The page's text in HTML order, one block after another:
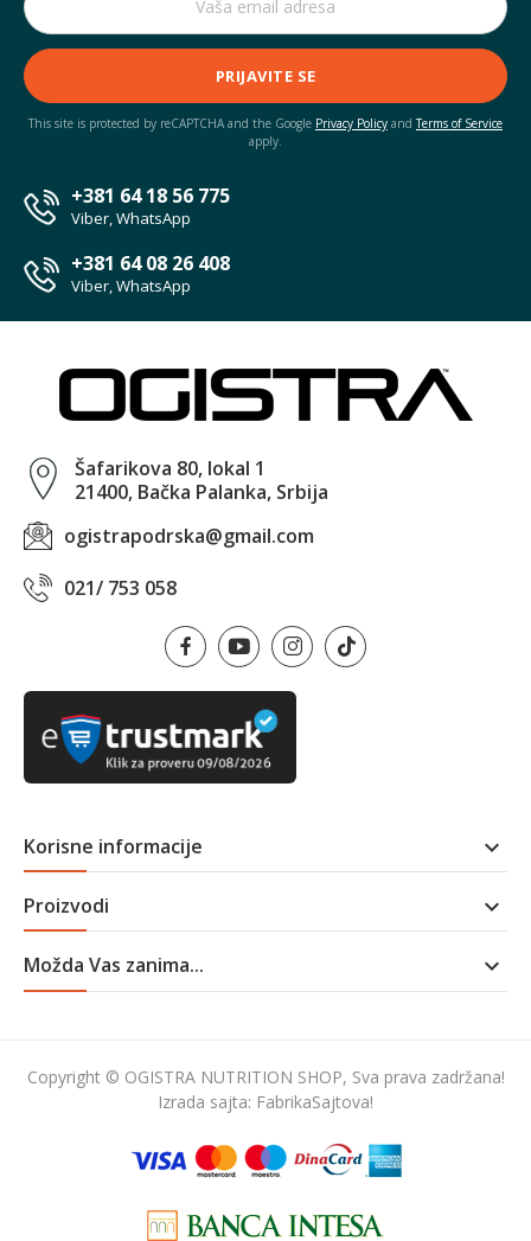
PRIJAVITE SE
This site is protected by reCAPTCHA and the Google Privacy Policy andTerms of Service
apply.
+381 64 18 56 775
Viber, WhatsApp
+381 64 08 26 408
Viber, WhatsApp
Šafarikova 80, lokal 1
21400, Bačka Palanka, Srbija
ogistrapodrska@gmail.com
021/ 753 058
Korisne informacije 
Proizvodi 
Možda Vas zanima... 
Copyright © OGISTRA NUTRITION SHOP, Sva prava zadržana!
Izrada sajta: FabrikaSajtova!